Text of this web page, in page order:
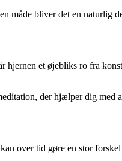
måde bliver det en naturlig
et øjebliks ro fra
der hjælper dig med
over tid gøre en stor